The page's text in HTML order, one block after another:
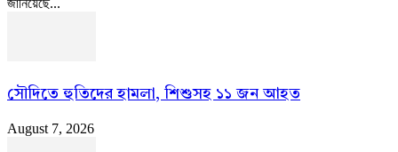
সৌদিতে হুতিদের হামলা, শিশুসহ ১১ জন আহত
August 7, 2026